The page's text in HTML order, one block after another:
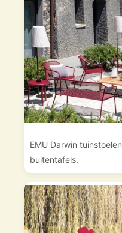
EMU Darwin
buitentafels.